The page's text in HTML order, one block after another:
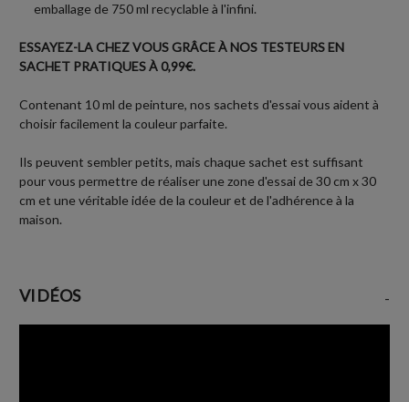
emballage de 750 ml recyclable à l'infini.
ESSAYEZ-LA CHEZ VOUS GRÂCE À NOS TESTEURS EN
SACHET PRATIQUES À 0,99€.
Contenant 10 ml de peinture, nos sachets d'essai vous aident à
choisir facilement la couleur parfaite.
Ils peuvent sembler petits, mais chaque sachet est suffisant
pour vous permettre de réaliser une zone d'essai de 30 cm x 30
cm et une véritable idée de la couleur et de l'adhérence à la
maison.
VIDÉOS -